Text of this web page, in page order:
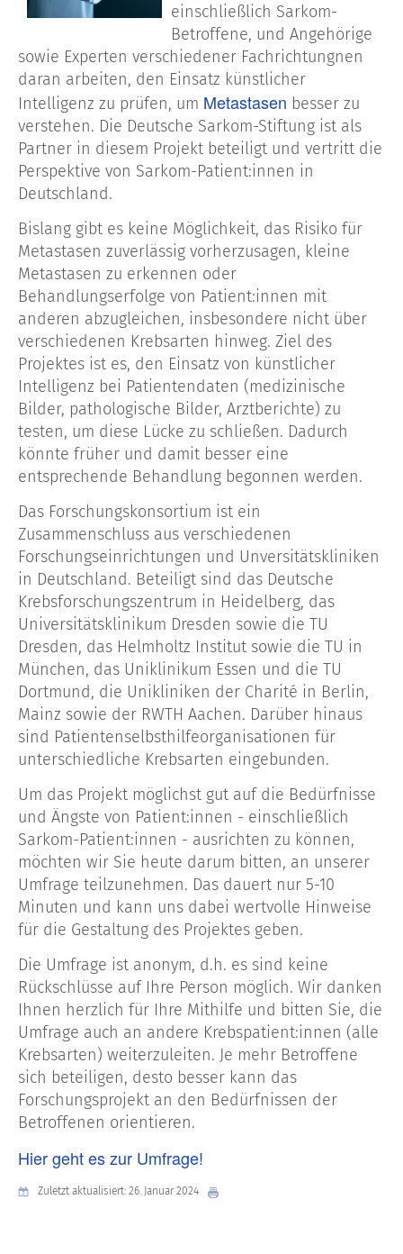
einschließlich Sarkom-
Betroffene, und Angehörige
sowie Experten verschiedener Fachrichtungnen
daran arbeiten, den Einsatz künstlicher
Intelligenz zu prüfen, um Metastasen besser zu
verstehen. Die Deutsche Sarkom-Stiftung ist als
Partner in diesem Projekt beteiligt und vertritt die
Perspektive von Sarkom-Patient:innen in
Deutschland.
Bislang gibt es keine Möglichkeit, das Risiko für
Metastasen zuverlässig vorherzusagen, kleine
Metastasen zu erkennen oder
Behandlungserfolge von Patient:innen mit
anderen abzugleichen, insbesondere nicht über
verschiedenen Krebsarten hinweg. Ziel des
Projektes ist es, den Einsatz von künstlicher
Intelligenz bei Patientendaten (medizinische
Bilder, pathologische Bilder, Arztberichte) zu
testen, um diese Lücke zu schließen. Dadurch
könnte früher und damit besser eine
entsprechende Behandlung begonnen werden.
Das Forschungskonsortium ist ein
Zusammenschluss aus verschiedenen
Forschungseinrichtungen und Unversitätskliniken
in Deutschland. Beteiligt sind das Deutsche
Krebsforschungszentrum in Heidelberg, das
Universitätsklinikum Dresden sowie die TU
Dresden, das Helmholtz Institut sowie die TU in
München, das Uniklinikum Essen und die TU
Dortmund, die Unikliniken der Charité in Berlin,
Mainz sowie der RWTH Aachen. Darüber hinaus
sind Patientenselbsthilfeorganisationen für
unterschiedliche Krebsarten eingebunden.
Um das Projekt möglichst gut auf die Bedürfnisse
und Ängste von Patient:innen - einschließlich
Sarkom-Patient:innen - ausrichten zu können,
möchten wir Sie heute darum bitten, an unserer
Umfrage teilzunehmen. Das dauert nur 5-10
Minuten und kann uns dabei wertvolle Hinweise
für die Gestaltung des Projektes geben.
Die Umfrage ist anonym, d.h. es sind keine
Rückschlüsse auf Ihre Person möglich. Wir danken
Ihnen herzlich für Ihre Mithilfe und bitten Sie, die
Umfrage auch an andere Krebspatient:innen (alle
Krebsarten) weiterzuleiten. Je mehr Betroffene
sich beteiligen, desto besser kann das
Forschungsprojekt an den Bedürfnissen der
Betroffenen orientieren.
Hier geht es zur Umfrage!
Zuletzt aktualisiert: 26. Januar 2024